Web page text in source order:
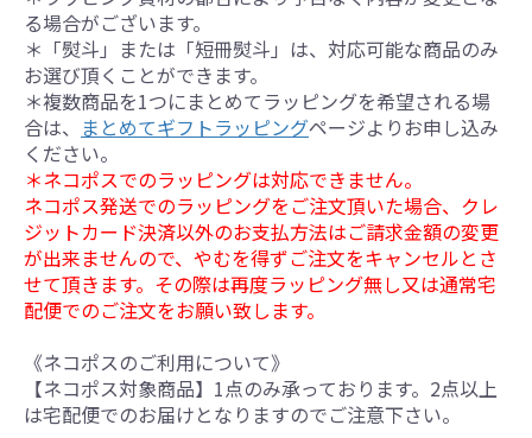
る場合がございます。
＊「熨斗」または「短冊熨斗」は、対応可能な商品のみ
お選び頂くことができます。
＊複数商品を1つにまとめてラッピングを希望される場
合は、 まとめてギフトラッピングページよりお申し込み
ください。
＊ネコポスでのラッピングは対応できません。
ネコポス発送でのラッピングをご注文頂いた場合、クレ
ジットカード決済以外のお支払方法はご請求金額の変更
が出来ませんので、やむを得ずご注文をキャンセルとさ
せて頂きます。その際は再度ラッピング無し又は通常宅
配便でのご注文をお願い致します。
《ネコポスのご利用について》
【ネコポス対象商品】1点のみ承っております。2点以上
は宅配便でのお届けとなりますのでご注意下さい。